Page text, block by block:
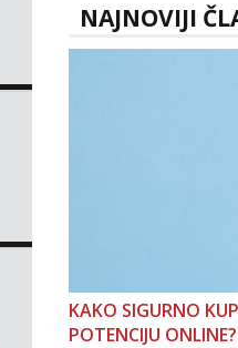
NAJNOVIJI
KAKO SIGURNO
POTENCIJU ONLINE?